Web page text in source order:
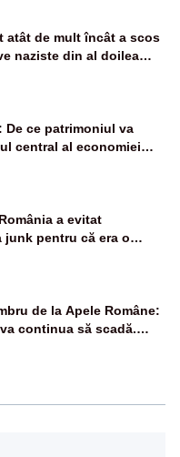
atât de mult încât a scos
naziste din al doilea
De ce patrimoniul va
central al economiei
a evitat
junk pentru că era o
bănci și fondurile de
de la Apele Române:
continua să scadă.
închide în 4 zile